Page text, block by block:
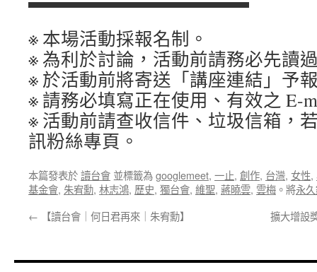
※ 本場活動採報名制。
※ 為利於討論，活動前請務必先讀
※ 於活動前將寄送「講座連結」予
※ 請務必填寫正在使用、有效之 E-
※ 活動前請查收信件、垃圾信箱，
訊粉絲專頁。
本篇發表於讀台會 並標籤為googlemeet, 一止, 創作, 台灣, 女性,
基金會, 朱宥勳, 林志鴻, 歷史, 獨台會, 維聖, 蔣曉雲, 雲梅 。將永
← 【讀台會｜何日君再來｜朱宥勳】 擴大增設